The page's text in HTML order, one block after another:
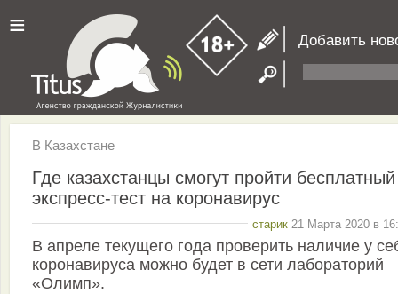
≡ Добавить
В Казахстане
Где казахстанцы смогут пройти бесплатный
экспресс-тест на коронавирус
старик 21 Марта 2020 в
В апреле текущего года проверить наличие у
коронавируса можно будет в сети лабораторий
«Олимп».